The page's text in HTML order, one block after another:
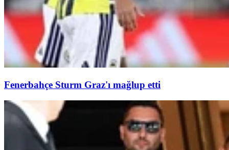
Fenerbahçe Sturm Graz'ı mağlup etti